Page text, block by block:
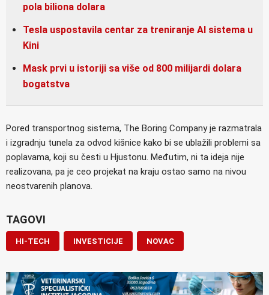
pola biliona dolara
Tesla uspostavila centar za treniranje AI sistema u
Kini
Mask prvi u istoriji sa više od 800 milijardi dolara
bogatstva
Pored transportnog sistema, The Boring Company je razmatrala
i izgradnju tunela za odvod kišnice kako bi se ublažili problemi sa
poplavama, koji su česti u Hjustonu. Međutim, ni ta ideja nije
realizovana, pa je ceo projekat na kraju ostao samo na nivou
neostvarenih planova.
TAGOVI
HI-TECH INVESTICIJE NOVAC